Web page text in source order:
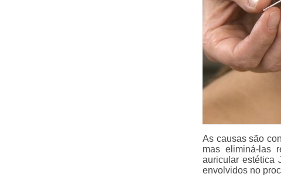
As causas são
mas eliminá-las
auricular estética
envolvidos no